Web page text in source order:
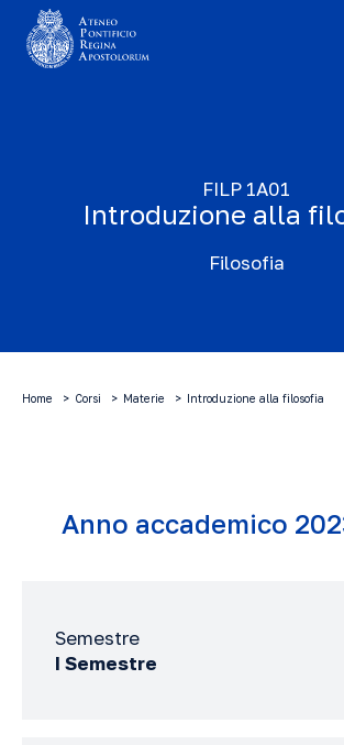
FILP 1A01
Introduzione alla
Filosofia
Home Corsi Materie Introduzione alla filosofia
Anno accademico
Semestre
I Semestre